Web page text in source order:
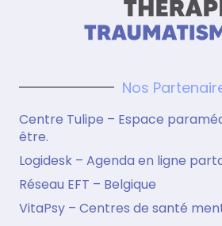
Nos
Centre Tulipe – Espace
être.
Logidesk – Agenda en ligne
Réseau EFT – Belgique
VitaPsy – Centres de santé